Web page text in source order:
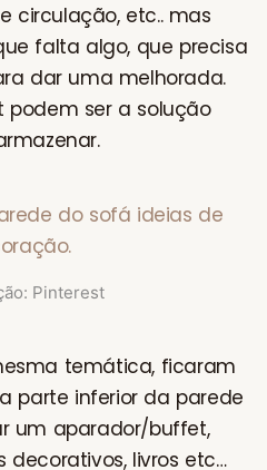
circulação, etc.. mas
falta algo, que precisa
dar uma melhorada.
podem ser a solução
Pinterest
temática, ficaram
parte inferior da parede
um aparador/buffet,
decorativos, livros etc…